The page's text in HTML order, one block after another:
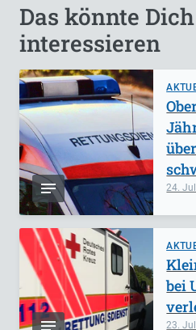
Das könnte
interessieren
24.
23.
bei